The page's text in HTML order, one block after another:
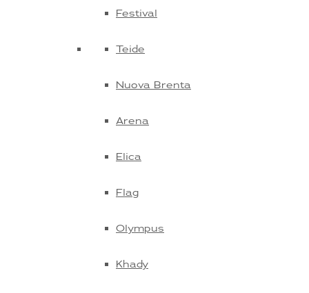
Festival
Teide
Nuova Brenta
Arena
Elica
Flag
Olympus
Khady